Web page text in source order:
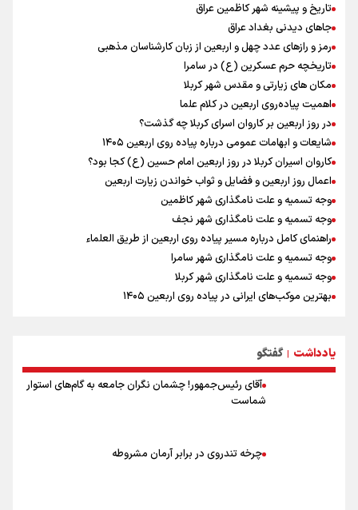
نصیری: امیدوارم با خوشرنگ‌ترین مدال‌ها به ایران برگردیم/ حضور شهاب
حسینی در اردو به تیم انگیزه می‌دهد/ امیدوارم پرسپولیس فصل موفقی
داشته باشد
رادین زینالی، ملی پوش تکواندو : قدم به قدم تلاش می کنم تا به طلای
المپیک برسم
دانیال شه‌بخش: اردوی ازبکستان کیفیت فنی تیم ملی را بالا برد/ برای
مدال ناگویا باید قهرمانان جهان و المپیک را شکست دهیم
توافق دنیامالی و همتای آذربایجانی برای گسترش همکاری‌های ورزش و
جوانان ایران و جمهوری آذربایجان/ امضای سند همکاری سه‌ساله فصل
تازه‌ای در روابط ورزشی دو کشور
اردوی تیم ملی تکواندو
تاریخ و پیشینه شهر کاظمین عراق
جاهای دیدنی بغداد عراق
رمز و رازهای عدد چهل و اربعین از زبان کارشناسان مذهبی
تاریخچه حرم عسکرین (ع) در سامرا
مکان های زیارتی و مقدس شهر کربلا
اهمیت پیاده‌روی اربعین در کلام علما
در روز اربعین بر کاروان اسرای کربلا چه گذشت؟
شایعات و ابهامات عمومی درباره پیاده روی اربعین ۱۴۰۵
کاروان اسیران کربلا در روز اربعین امام حسین (ع) کجا بود؟
اعمال روز اربعین و فضایل و ثواب خواندن زیارت اربعین
وجه تسمیه و علت نامگذاری شهر کاظمین
وجه تسمیه و علت نامگذاری شهر نجف
راهنمای کامل درباره مسیر پیاده روی اربعین از طریق العلماء
وجه تسمیه و علت نامگذاری شهر سامرا
وجه تسمیه و علت نامگذاری شهر کربلا
بهترین موکب‌های ایرانی در پیاده روی اربعین ۱۴۰۵
۲۰ نکته دوستانه درباره پیاده روی اربعین و عراقی ها
یادداشت | گفتگو
آقای رئیس‌جمهور! چشمان نگران جامعه به گام‌های استوار
شماست
چرخه تندروی در برابر آرمان مشروطه